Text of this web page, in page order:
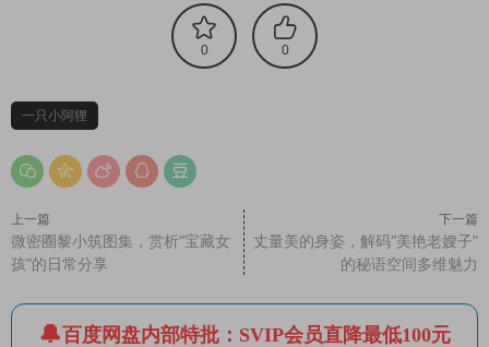
0 0
一只小阿狸
上一篇
微密圈黎小筑图集，赏析“宝藏女
孩”的日常分享
下一篇
丈量美的身姿，解码“美艳老嫂子”
的秘语空间多维魅力
百度网盘内部特批：SVIP会员直降最低100元